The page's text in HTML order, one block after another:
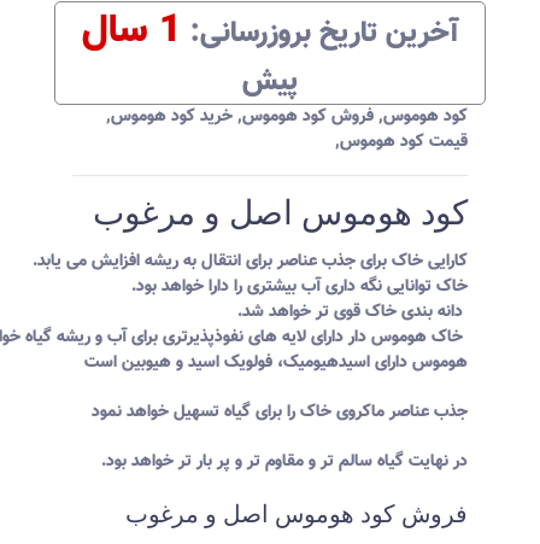
آخرین تاریخ بروزرسانی:‌ 1 سال
پیش
کود هوموس,فروش کود هوموس,خرید کود هوموس,
قیمت کود هوموس,
کود هوموس اصل و مرغوب
کارایی خاک برای جذب عناصر برای انتقال به ریشه افزایش می یابد.
خاک توانایی نگه داری آب بیشتری را دارا خواهد بود.
دانه بندی خاک قوی تر خواهد شد.
خاک هوموس دار دارای لایه های نفوذپذیرتری برای آب و ریشه گیاه
هوموس دارای اسیدهیومیک، فولویک اسید و هیوبین است
جذب عناصر ماکروی خاک را برای گیاه تسهیل خواهد نمود
در نهایت گیاه سالم تر و مقاوم تر و پر بار تر خواهد بود.
فروش کود هوموس اصل و مرغوب